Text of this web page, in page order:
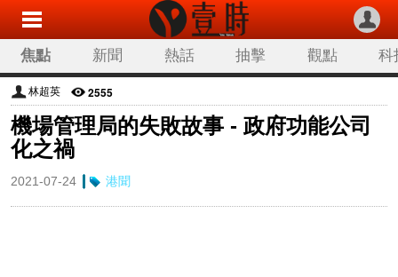
焦點 新聞 熱話 抽擊 觀點 科
林超英 2555
機場管理局的失敗故事 - 政府功能公司
化之禍
2021-07-24 港聞